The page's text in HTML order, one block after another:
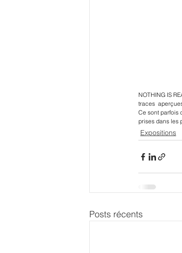
NOTHING IS
traces
Ce sont parfois
prises dans les
Expositions
Posts récents